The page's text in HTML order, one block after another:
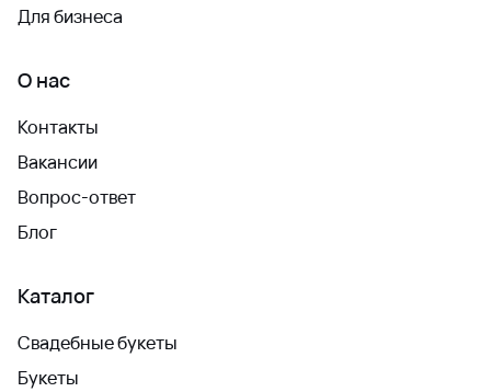
Для бизнеса
О нас
Контакты
Вакансии
Вопрос-ответ
Блог
Каталог
Свадебные букеты
Букеты